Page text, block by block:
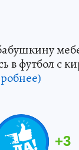
в футбол с
+3